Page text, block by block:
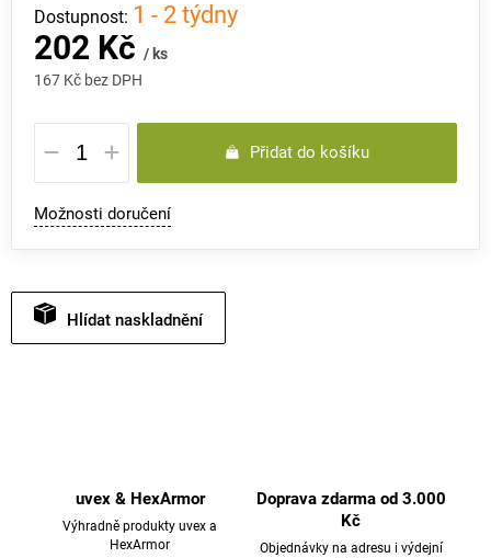
202 Kč / ks
167 Kč bez DPH
Měrná
cena:
1 - 2 týdny
Přidat do košíku
Možnosti doručení
Hlídat
uvex & HexArmor
Výhradně produkty uvex a
HexArmor
Doprava zdarma od 3.000
Kč
Objednávky na adresu i výdejní